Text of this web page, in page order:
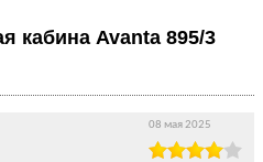
кабина Avanta 895/3
08 мая 2025